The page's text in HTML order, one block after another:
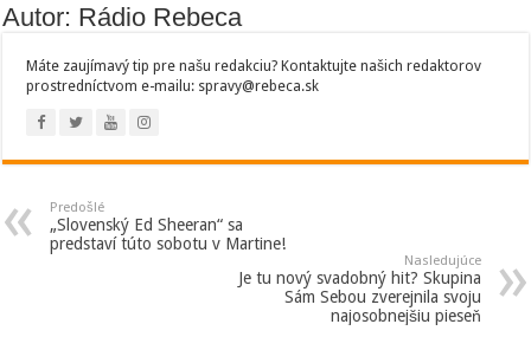
Autor: Rádio Rebeca
Máte zaujímavý tip pre našu redakciu? Kontaktujte našich redaktorov
prostredníctvom e-mailu: spravy@rebeca.sk
Predošlé
„Slovenský Ed Sheeran“ sa
predstaví túto sobotu v Martine!
Nasledujúce
Je tu nový svadobný hit? Skupina
Sám Sebou zverejnila svoju
najosobnejšiu pieseň